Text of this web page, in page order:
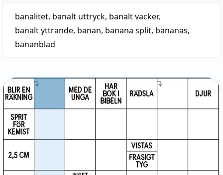
banalitet, banalt uttryck, banalt vacker,
banalt yttrande, banan, banana split, bananas,
bananblad